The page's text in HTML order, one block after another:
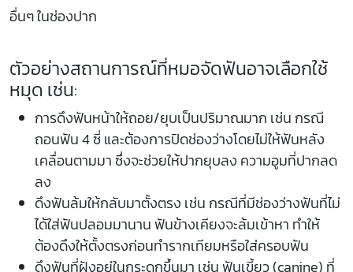
อื่นๆ ในช่องปาก
ตัวอย่างสถานการณ์ที่หมอจัดฟันอาจเลือกใช้
หมุด เช่น:
การดึงฟันหน้าให้ถอย/ยุบเป็นปริมาณมาก เช่น กรณี
ถอนฟัน 4 ซี่ และต้องการปิดช่องว่างโดยไม่ให้ฟันหลัง
เคลื่อนตามมา ซึ่งจะช่วยให้ปากยุบลง ความอูมที่ปากลด
ลง
ดึงฟันล้มให้กลับมาตั้งตรง เช่น กรณีที่มีช่องว่างฟันที่ไม่
ได้ใส่ฟันปลอมมานาน ฟันข้างเคียงจะล้มเข้าหา ทำให้
ต้องดึงให้ตั้งตรงก่อนทำรากเทียมหรือใส่ครอบฟัน
ดึงฟันที่ฝังอยู่ในกระดูกขึ้นมา เช่น ฟันเขี้ยว (canine) ที่